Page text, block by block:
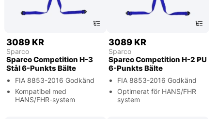
3089 KR
Sparco
Sparco Competition H-3
Stål 6-Punkts Bälte
FIA 8853-2016 Godkänd
Kompatibel med
HANS/FHR-system
3089 KR
Sparco
Sparco Competition H-2 PU
6-Punkts Bälte
FIA 8853-2016 Godkänd
Optimerat för HANS/FHR
system